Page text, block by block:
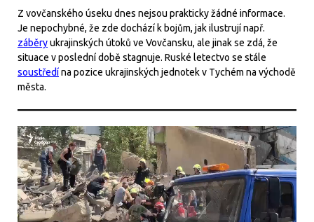
Z vovčanského úseku dnes nejsou prakticky žádné informace.
Je nepochybné, že zde dochází k bojům, jak ilustrují např.
záběryukrajinských útoků ve Vovčansku, ale jinak se zdá, že
situace v poslední době stagnuje. Ruské letectvo se stále
soustředína pozice ukrajinských jednotek v Tychém na východě
města.